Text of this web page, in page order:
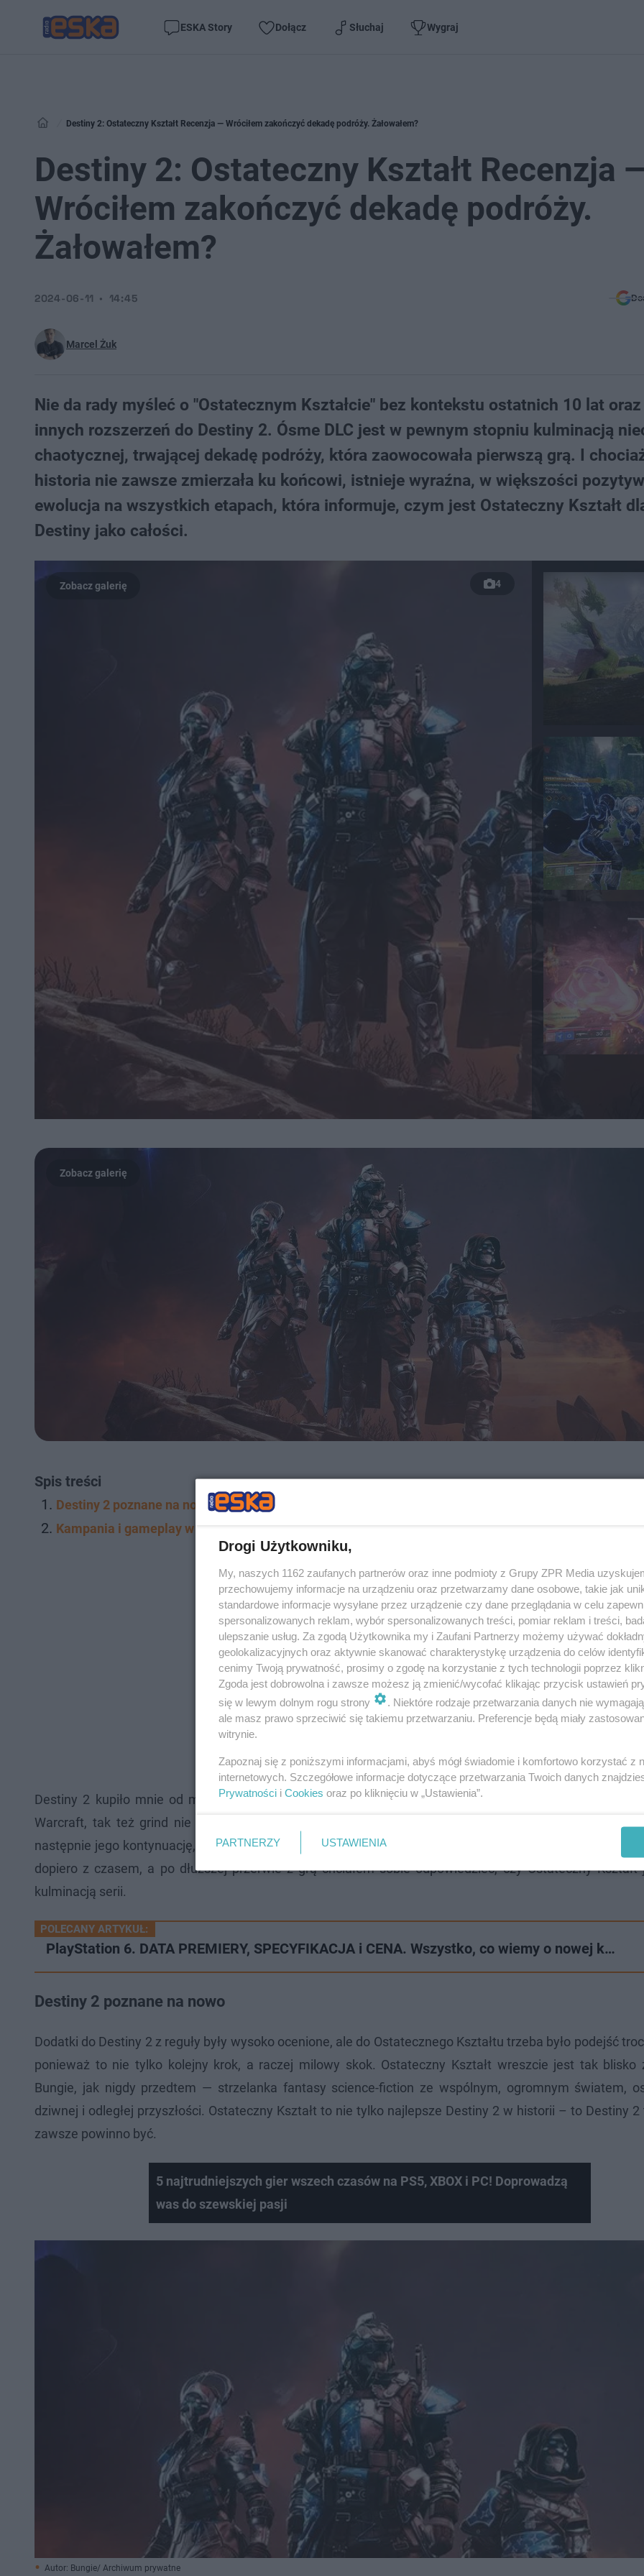
ESKA Story Dołącz Słuchaj Wygraj
Destiny 2: Ostateczny Kształt Recenzja — Wróciłem zakończyć dekadę podróży. Żałowałem?
Destiny 2: Ostateczny Kształt Recenzja
Wróciłem zakończyć dekadę podróży.
Żałowałem?
Marcel Żuk
2024-06-11 14:45
Nie da rady myśleć o "Ostatecznym Kształcie" bez kontekstu ostatnich 10 lat
innych rozszerzeń do Destiny 2. Ósme DLC jest w pewnym stopniu kulminacją
chaotycznej, trwającej dekadę podróży, która zaowocowała pierwszą grą. I
historia nie zawsze zmierzała ku końcowi, istnieje wyraźna, w większości
ewolucja na wszystkich etapach, która informuje, czym jest Ostateczny Kształt
Destiny jako całości.
4
Spis treści
Destiny 2 poznane na nowo
Kampania i gameplay w nowych szatach
Destiny 2 kupiło mnie od momentu swojej premiery. Uwielbiam serię Call of Duty oraz niekończące
Warcraft, tak też grind nie był mi obcy. Opakowane to wszystko w schludnie wyglądające
następnie jego kontynuację, sprawiło, że wchłonąłem w grę na długie godziny... a może i lata. Problemy
dopiero z czasem, a po dłuższej przerwie z grą chciałem sobie odpowiedzieć, czy Ostateczny Kształt
kulminacją serii.
POLECANY ARTYKUŁ:
PlayStation 6. DATA PREMIERY, SPECYFIKACJA i CENA. Wszystko, co wiemy o nowej k…
Destiny 2 poznane na nowo
Dodatki do Destiny 2 z reguły były wysoko ocenione, ale do Ostatecznego Kształtu trzeba było podejść
ponieważ to nie tylko kolejny krok, a raczej milowy skok. Ostateczny Kształt wreszcie jest tak blisko
Bungie, jak nigdy przedtem — strzelanka fantasy science-fiction ze wspólnym, ogromnym światem,
dziwnej i odległej przyszłości. Ostateczny Kształt to nie tylko najlepsze Destiny 2 w historii – to Destiny
zawsze powinno być.
5 najtrudniejszych gier wszech czasów na PS5, XBOX i PC! Doprowadzą
was do szewskiej pasji
Autor: Bungie/ Archiwum prywatne
Drogi Użytkowniku,
My, naszych 1162 zaufanych partnerów oraz inne podmioty z Grupy ZPR Media
przechowujemy informacje na urządzeniu oraz przetwarzamy dane osobowe, takie jak
standardowe informacje wysyłane przez urządzenie czy dane przeglądania w celu
spersonalizowanych reklam, wybór spersonalizowanych treści, pomiar reklam i treści,
ulepszanie usług. Za zgodą Użytkownika my i Zaufani Partnerzy możemy używać
geolokalizacyjnych oraz aktywnie skanować charakterystykę urządzenia do celów
cenimy Twoją prywatność, prosimy o zgodę na korzystanie z tych technologii poprzez
Zgoda jest dobrowolna i zawsze możesz ją zmienić/wycofać klikając przycisk ustawień
się w lewym dolnym rogu strony
. Niektóre rodzaje przetwarzania danych nie
ale masz prawo sprzeciwić się takiemu przetwarzaniu. Preferencje będą miały
witrynie.
Zapoznaj się z poniższymi informacjami, abyś mógł świadomie i komfortowo korzystać z
internetowych. Szczegółowe informacje dotyczące przetwarzania Twoich danych
Prywatności i Cookies oraz po kliknięciu w „Ustawienia”.
PARTNERZY USTAWIENIA